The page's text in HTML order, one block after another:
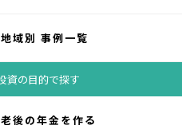
地域別 事例一覧
資の目的で探す
老後の年金を作る